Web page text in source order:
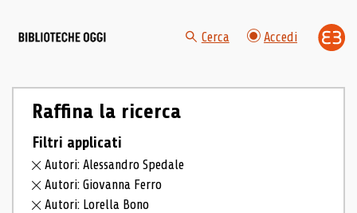
Cerca Accedi
Raffina la ricerca
Filtri applicati
Autori: Alessandro Spedale
Autori: Giovanna Ferro
Autori: Lorella Bono